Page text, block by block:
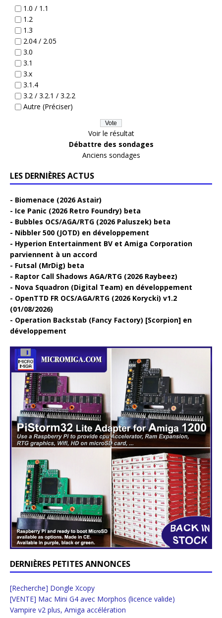
1.0 / 1.1
1.2
1.3
2.04 / 2.05
3.0
3.1
3.x
3.1.4
3.2 / 3.2.1 / 3.2.2
Autre (Préciser)
Voir le résultat
Débattre des sondages
Anciens sondages
LES DERNIÈRES ACTUS
Biomenace (2026 Astair)
Ice Panic (2026 Retro Foundry) beta
Bubbles OCS/AGA/RTG (2026 Paluszek) beta
Nibbler 500 (JOTD) en développement
Hyperion Entertainment BV et Amiga Corporation
parviennent à un accord
Futsal (MrDig) beta
Raptor Call Shadows AGA/RTG (2026 Raybeez)
Nova Squadron (Digital Team) en développement
OpenTTD FR OCS/AGA/RTG (2026 Korycki) v1.2
(01/08/2026)
Operation Backstab (Fancy Factory) [Scorpion] en
développement
DERNIÈRES PETITES ANNONCES
[Recherche] Dongle Xcopy
[VENTE] Mac Mini G4 avec Morphos (licence valide)
Vampire v2 plus, Amiga accélération